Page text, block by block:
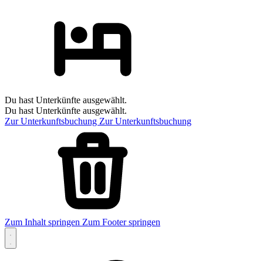
Du hast Unterkünfte ausgewählt.
Du hast Unterkünfte ausgewählt.
Zur Unterkunftsbuchung Zur Unterkunftsbuchung
Zum Inhalt springen Zum Footer springen